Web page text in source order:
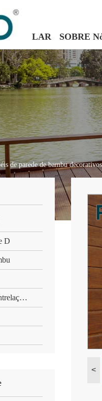
LAR SOBRE
de parede de bambu
D
Piso interno de bambu entrelaçado
<